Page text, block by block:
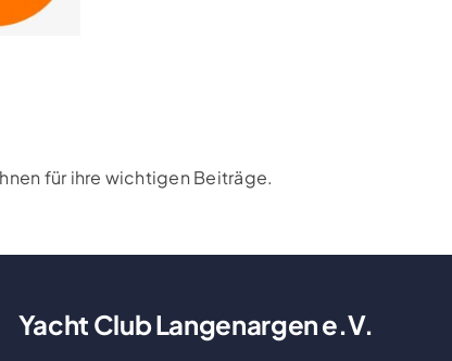
für ihre wichtigen Beiträge.
Yacht Club Langenargen e.V.